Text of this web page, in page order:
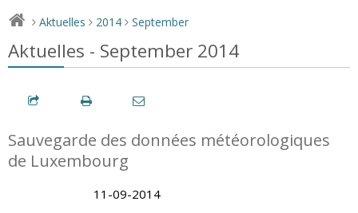
> Aktuelles > 2014 > September
Aktuelles - September 2014
Sauvegarde des données météorologiques
de Luxembourg
11-09-2014